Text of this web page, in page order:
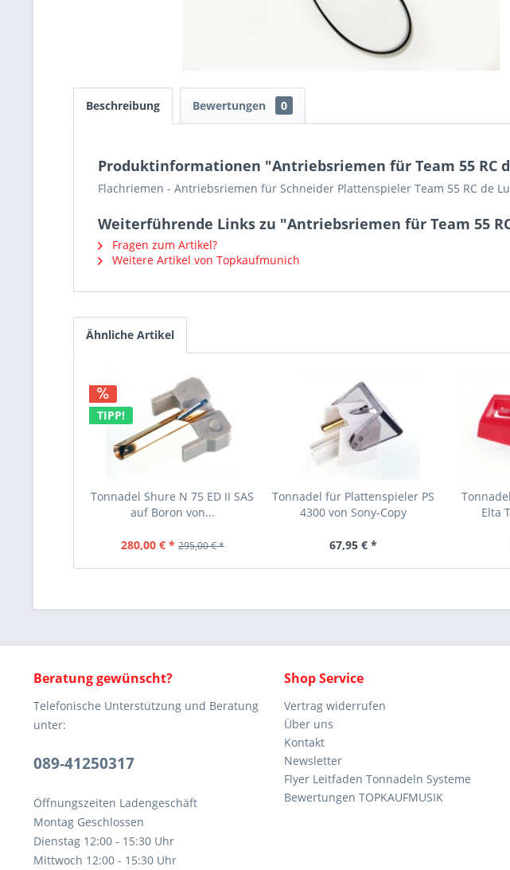
Beschreibung Bewertungen 0
Produktinformationen "Antriebsriemen für Team 55 RC
Flachriemen - Antriebsriemen für Schneider Plattenspieler Team 55 RC de
Weiterführende Links zu "Antriebsriemen für Team 55
Fragen zum Artikel?
Weitere Artikel von Topkaufmunich
Ähnliche Artikel
TIPP!
Tonnadel Shure N 75 ED II SAS
auf Boron von...
280,00 € * 295,00 € *
Tonnadel für Plattenspieler PS
4300 von Sony-Copy
67,95 € *
Elta
Beratung gewünscht?
Telefonische Unterstützung und Beratung
unter:
089-41250317
Öffnungszeiten Ladengeschäft
Montag Geschlossen
Dienstag 12:00 - 15:30 Uhr
Mittwoch 12:00 - 15:30 Uhr
Shop Service
Vertrag widerrufen
Über uns
Kontakt
Newsletter
Flyer Leitfaden Tonnadeln Systeme
Bewertungen TOPKAUFMUSIK